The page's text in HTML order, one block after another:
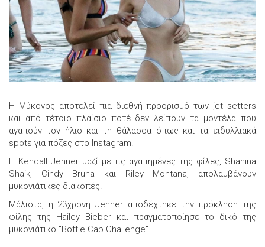
Η Μύκονος αποτελεί πια διεθνή προορισμό των jet setters
και από τέτοιο πλαίσιο ποτέ δεν λείπουν τα μοντέλα που
αγαπούν τον ήλιο και τη θάλασσα όπως και τα ειδυλλιακά
spots για πόζες στο Instagram.
Η Kendall Jenner μαζί με τις αγαπημένες της φίλες, Shanina
Shaik, Cindy Bruna και Riley Montana, απολαμβάνουν
μυκονιάτικες διακοπές.
Μάλιστα, η 23χρονη Jenner αποδέχτηκε την πρόκληση της
φίλης της Hailey Bieber και πραγματοποίησε το δικό της
μυκονιάτικο "Bottle Cap Challenge".